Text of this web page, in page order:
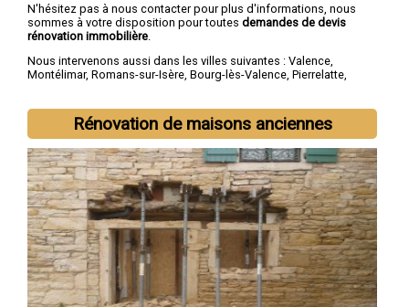
N'hésitez pas à nous contacter pour plus d'informations, nous
sommes à votre disposition pour toutes demandes de devis
rénovation immobilière
Nous intervenons aussi dans les villes suivantes : Valence,
Montélimar, Romans-sur-Isère, Bourg-lès-Valence, Pierrelatte,
Rénovation de maisons anciennes